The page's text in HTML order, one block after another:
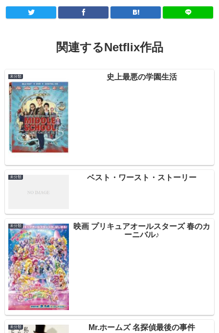
関連するNetflix作品
未分類 史上最悪の学園生活
未分類 ベスト・ワースト・ストーリー
未分類
映画 プリキュアオールスターズ 春のカ
ーニバル♪
未分類 Mr.ホームズ 名探偵最後の事件